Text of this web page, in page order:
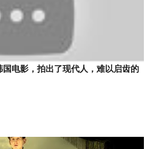
国电影，拍出了现代人，难以启齿的